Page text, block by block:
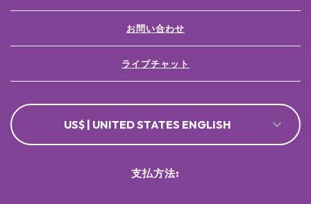
お問い合わせ
ライブチャット
US$ | UNITED STATES ENGLISH
支払方法: